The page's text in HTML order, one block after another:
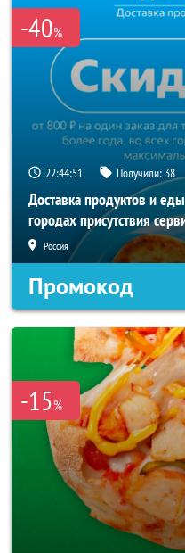
-40%
22:44:50 Получили: 38
Доставка продуктов и
городах присутствия
Россия
Промокод
-15%